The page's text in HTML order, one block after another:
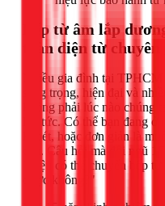
Bếp từ âm lắp
toàn diện từ
Nhiều gia đình tại
sang trọng, hiện đại và
không phải lúc nào chúng
lập tức. Có thể bạn đang
khoét, hoặc đơn giản là
cần. Câu hỏi mà đội ngũ
"Liệu có thể chuyển bếp
được không?"